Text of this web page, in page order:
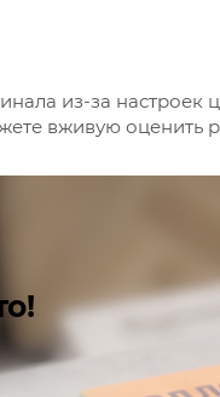
из-за настроек
вживую оценить